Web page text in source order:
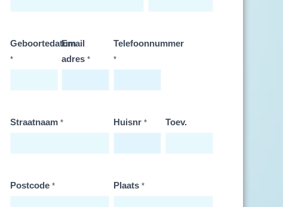
Geboortedatum
*
Email
adres*
Telefoonnummer
*
Straatnaam * Huisnr* Toev.
Postcode * Plaats*